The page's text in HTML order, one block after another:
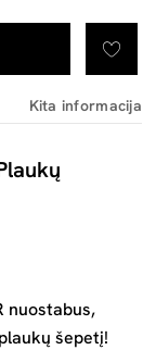
Kita informacija
nuostabus,
šepetį!